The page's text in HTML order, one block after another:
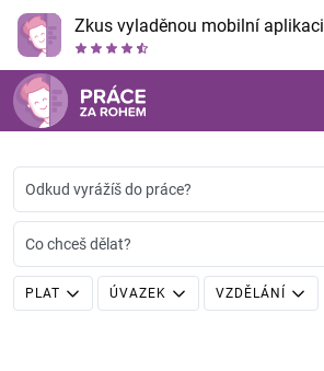
Zkus vyladěnou mobilní aplikaci
Odkud vyrážíš do práce?
Co chceš dělat?
PLAT ÚVAZEK VZDĚLÁNÍ